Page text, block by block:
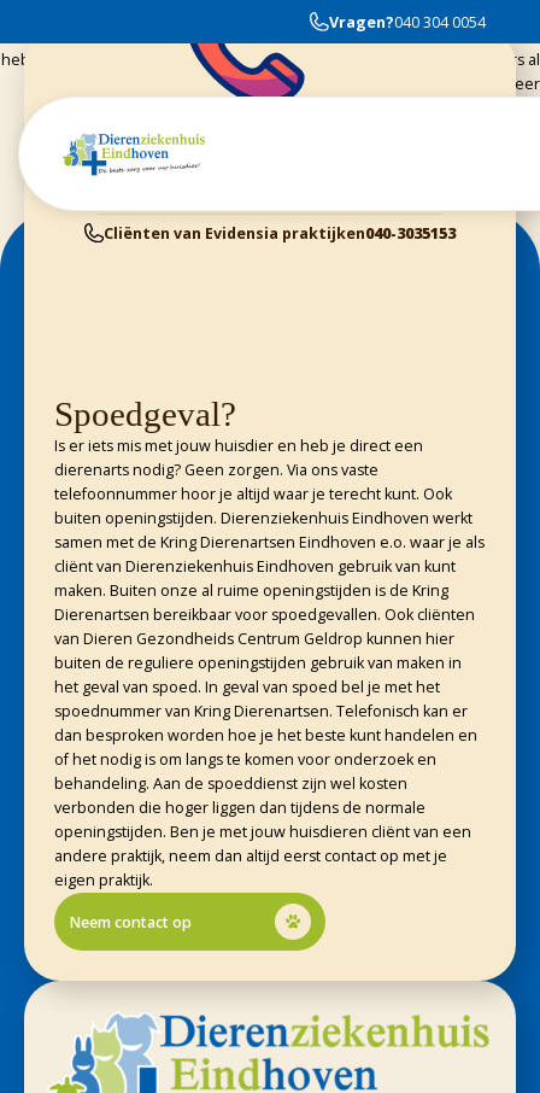
Vragen?040 304 0054
Vandaag met mijn fretje max langs geweest. Wanneer je ook komt en met
welk dier je ook komt. Iedereen is zo ontzettend lief en meelevend. En
hebben altijd tijd genoeg voor jou en je huisdier. En zoals iemand anders al
aangaf. Je bent geen nummer. Super bedankt weer
Dieren Gezondheids Centrum Geldrop
Cliënten van Evidensia praktijken040-3035153
Spoedgeval?
Is er iets mis met jouw huisdier en heb je direct een
dierenarts nodig? Geen zorgen. Via ons vaste
telefoonnummer hoor je altijd waar je terecht kunt. Ook
buiten openingstijden. Dierenziekenhuis Eindhoven werkt
samen met de Kring Dierenartsen Eindhoven e.o. waar je als
cliënt van Dierenziekenhuis Eindhoven gebruik van kunt
maken. Buiten onze al ruime openingstijden is de Kring
Dierenartsen bereikbaar voor spoedgevallen. Ook cliënten
van Dieren Gezondheids Centrum Geldrop kunnen hier
buiten de reguliere openingstijden gebruik van maken in
het geval van spoed. In geval van spoed bel je met het
spoednummer van Kring Dierenartsen. Telefonisch kan er
dan besproken worden hoe je het beste kunt handelen en
of het nodig is om langs te komen voor onderzoek en
behandeling. Aan de spoeddienst zijn wel kosten
verbonden die hoger liggen dan tijdens de normale
openingstijden. Ben je met jouw huisdieren cliënt van een
andere praktijk, neem dan altijd eerst contact op met je
eigen praktijk.
Neem contact op